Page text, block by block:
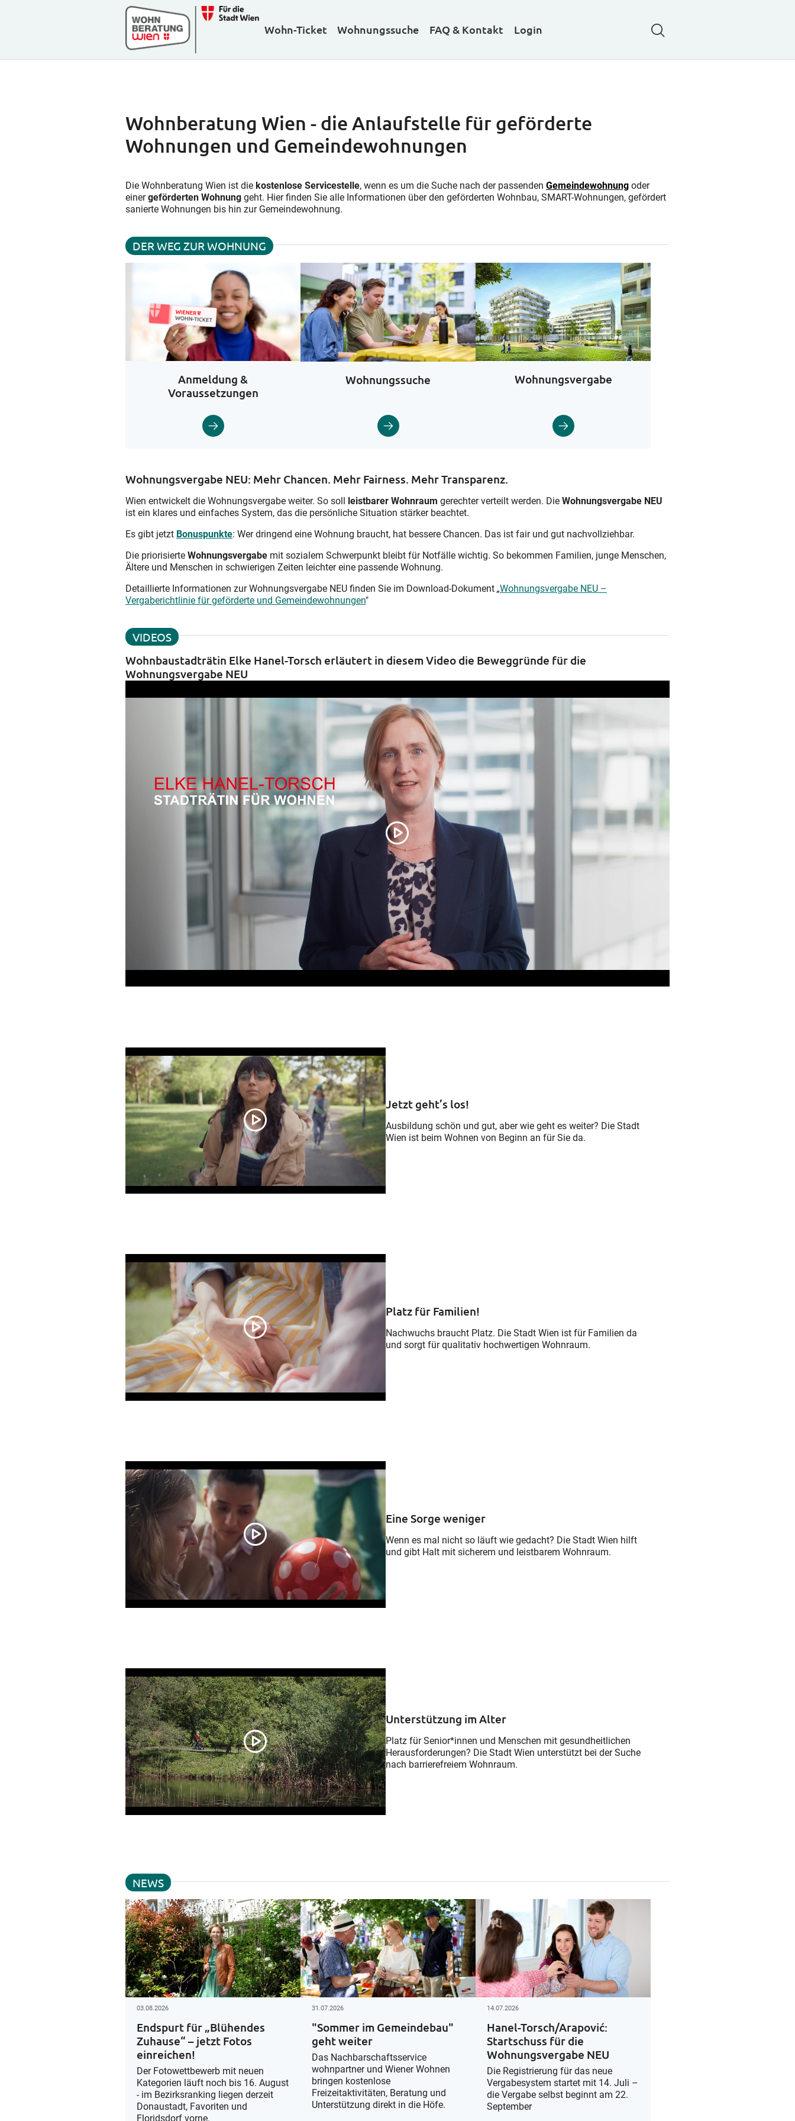
Wohn-Ticket Wohnungssuche FAQ & Kontakt Login Search
Wohnberatung Wien - die Anlaufstelle für geförderte
Wohnungen und Gemeindewohnungen
Die Wohnberatung Wien ist die kostenlose Servicestelle, wenn es um die Suche nach der passenden Gemeindewohnung oder
einergeförderten Wohnung geht. Hier finden Sie alle Informationen über den geförderten Wohnbau, SMART-Wohnungen, gefördert
sanierte Wohnungen bis hin zur Gemeindewohnung.
DER WEG ZUR WOHNUNG
Anmeldung &
Voraussetzungen
Wohnungssuche Wohnungsvergabe
Wohnungsvergabe NEU: Mehr Chancen. Mehr Fairness. Mehr Transparenz.
Wien entwickelt die Wohnungsvergabe weiter. So soll leistbarer Wohnraum gerechter verteilt werden. Die Wohnungsvergabe NEU
ist ein klares und einfaches System, das die persönliche Situation stärker beachtet.
Es gibt jetzt Bonuspunkte: Wer dringend eine Wohnung braucht, hat bessere Chancen. Das ist fair und gut nachvollziehbar.
Die priorisierte Wohnungsvergabe mit sozialem Schwerpunkt bleibt für Notfälle wichtig. So bekommen Familien, junge Menschen,
Ältere und Menschen in schwierigen Zeiten leichter eine passende Wohnung.
Detaillierte Informationen zur Wohnungsvergabe NEU finden Sie im Download-Dokument „Wohnungsvergabe NEU –
Vergaberichtlinie für geförderte und Gemeindewohnungen"
VIDEOS
Wohnbaustadträtin Elke Hanel-Torsch erläutert in diesem Video die Beweggründe für die
Wohnungsvergabe NEU
Jetzt geht’s los!
Ausbildung schön und gut, aber wie geht es weiter? Die Stadt
Wien ist beim Wohnen von Beginn an für Sie da.
Platz für Familien!
Nachwuchs braucht Platz. Die Stadt Wien ist für Familien da
und sorgt für qualitativ hochwertigen Wohnraum.
Eine Sorge weniger
Wenn es mal nicht so läuft wie gedacht? Die Stadt Wien hilft
und gibt Halt mit sicherem und leistbarem Wohnraum.
Unterstützung im Alter
Platz für Senior*innen und Menschen mit gesundheitlichen
Herausforderungen? Die Stadt Wien unterstützt bei der Suche
nach barrierefreiem Wohnraum.
NEWS
03.08.2026
Endspurt für „Blühendes
Zuhause“ – jetzt Fotos
einreichen!
Der Fotowettbewerb mit neuen
Kategorien läuft noch bis 16. August
- im Bezirksranking liegen derzeit
Donaustadt, Favoriten und
Floridsdorf vorne.
31.07.2026
"Sommer im Gemeindebau"
geht weiter
Das Nachbarschaftsservice
wohnpartner und Wiener Wohnen
bringen kostenlose
Freizeitaktivitäten, Beratung und
Unterstützung direkt in die Höfe.
14.07.2026
Hanel-Torsch/Arapović:
Startschuss für die
Wohnungsvergabe NEU
Die Registrierung für das neue
Vergabesystem startet mit 14. Juli –
die Vergabe selbst beginnt am 22.
September